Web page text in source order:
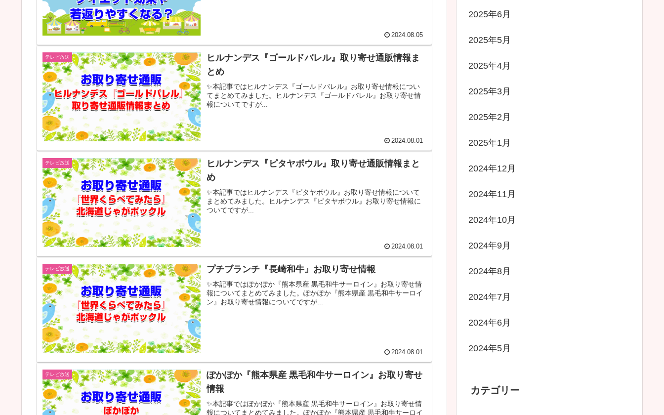
2024.08.05
テレビ放送
ヒルナンデス『ゴールドバレル』取り寄せ通販情報ま
とめ
✨本記事ではヒルナンデス『ゴールドバレル』お取り寄せ情報につい
てまとめてみました。ヒルナンデス『ゴールドバレル』お取り寄せ情
報についてですが...
2024.08.01
テレビ放送
ヒルナンデス『ピタヤボウル』取り寄せ通販情報まと
め
✨本記事ではヒルナンデス『ピタヤボウル』お取り寄せ情報について
まとめてみました。ヒルナンデス『ピタヤボウル』お取り寄せ情報に
ついてですが...
2024.08.01
テレビ放送 プチブランチ『長崎和牛』お取り寄せ情報
✨本記事ではぽかぽか『熊本県産 黒毛和牛サーロイン』お取り寄せ情
報についてまとめてみました。ぽかぽか『熊本県産 黒毛和牛サーロイ
ン』お取り寄せ情報についてですが...
2024.08.01
テレビ放送
ぽかぽか『熊本県産 黒毛和牛サーロイン』お取り寄せ
情報
✨本記事ではぽかぽか『熊本県産 黒毛和牛サーロイン』お取り寄せ情
報についてまとめてみました。ぽかぽか『熊本県産 黒毛和牛サーロイ
2025年6月
2025年5月
2025年4月
2025年3月
2025年2月
2025年1月
2024年12月
2024年11月
2024年10月
2024年9月
2024年8月
2024年7月
2024年6月
2024年5月
カテゴリー